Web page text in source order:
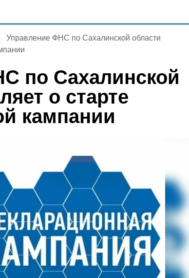
Управление ФНС по Сахалинской области
по Сахалинской
о старте
кампании